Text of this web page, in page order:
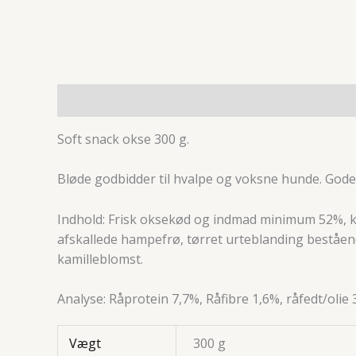
Soft snack okse 300 g.
Bløde godbidder til hvalpe og voksne hunde.
Indhold: Frisk oksekød og indmad minimum
afskallede hampefrø, tørret urteblanding
kamilleblomst.
Analyse: Råprotein 7,7%, Råfibre 1,6%, råfedt/olie
Vægt 300 g